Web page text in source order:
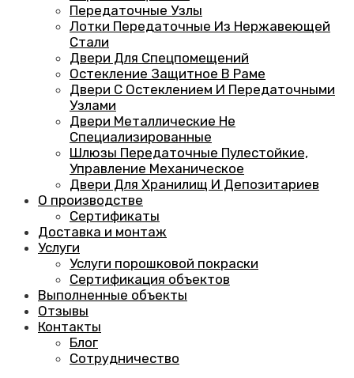
Передаточные Узлы
Лотки Передаточные Из Нержавеющей
Стали
Двери Для Спецпомещений
Остекление Защитное В Раме
Двери С Остеклением И Передаточными
Узлами
Двери Металлические Не
Специализированные
Шлюзы Передаточные Пулестойкие,
Управление Механическое
Двери Для Хранилищ И Депозитариев
О производстве
Сертификаты
Доставка и монтаж
Услуги
Услуги порошковой покраски
Сертификация объектов
Выполненные объекты
Отзывы
Контакты
Блог
Сотрудничество